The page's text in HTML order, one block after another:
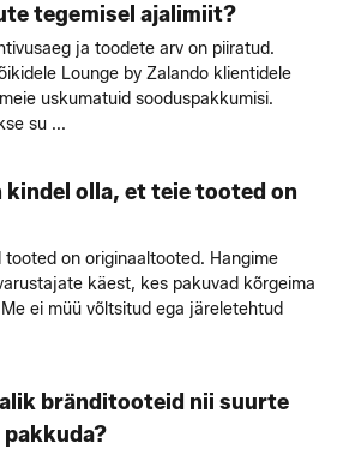
tegemisel ajalimiit?
ja toodete arv on piiratud.
Lounge by Zalando klientidele
uskumatuid sooduspakkumisi.
su ...
kindel olla, et teie tooted on
tooted on originaaltooted. Hangime
käest, kes pakuvad kõrgeima
ei müü võltsitud ega järeletehtud
bränditooteid nii suurte